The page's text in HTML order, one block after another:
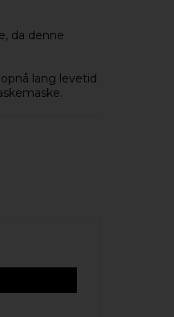
da denne
lang levetid